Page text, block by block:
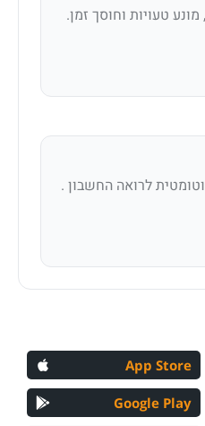
טעויות וחוסך זמן.
לרואה החשבון .
App Store
Google Play